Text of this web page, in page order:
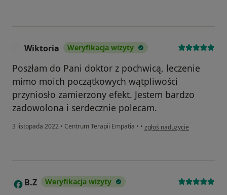
Wiktoria Weryfikacja wizyty
Poszłam do Pani doktor z pochwicą, leczenie
mimo moich początkowych wątpliwości
przyniosło zamierzony efekt. Jestem bardzo
zadowolona i serdecznie polecam.
3 listopada 2022 • Centrum Terapii Empatia • • w opinii użytkownika Wiktoria
zgłoś nadużycie
B B.Z Weryfikacja wizyty